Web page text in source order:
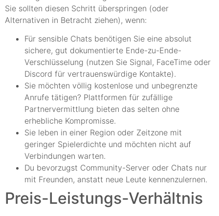
Sie sollten diesen Schritt überspringen (oder
Alternativen in Betracht ziehen), wenn:
Für sensible Chats benötigen Sie eine absolut
sichere, gut dokumentierte Ende-zu-Ende-
Verschlüsselung (nutzen Sie Signal, FaceTime oder
Discord für vertrauenswürdige Kontakte).
Sie möchten völlig kostenlose und unbegrenzte
Anrufe tätigen? Plattformen für zufällige
Partnervermittlung bieten das selten ohne
erhebliche Kompromisse.
Sie leben in einer Region oder Zeitzone mit
geringer Spielerdichte und möchten nicht auf
Verbindungen warten.
Du bevorzugst Community-Server oder Chats nur
mit Freunden, anstatt neue Leute kennenzulernen.
Preis-Leistungs-Verhältnis